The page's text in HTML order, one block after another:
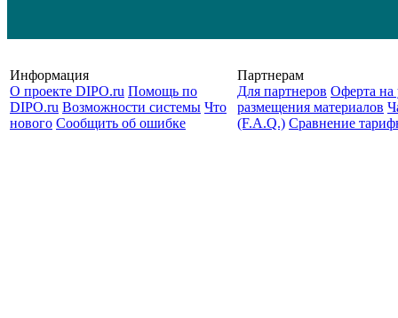
Информация
О проекте DIPO.ru Помощь по
DIPO.ru Возможности системы Что
нового Сообщить об ошибке
Партнерам
Для партнеров Оферта на
размещения материалов
(F.A.Q.) Cравнение